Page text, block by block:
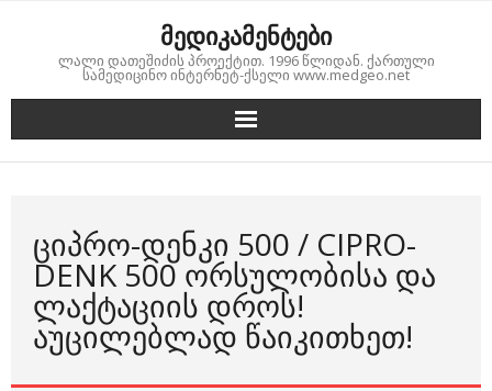
მედიკამენტები
ლალი დათეშიძის პროექტით. 1996 წლიდან. ქართული
სამედიცინო ინტერნეტ-ქსელი www.medgeo.net
ᲪᲘᲞᲠᲝ-ᲓᲔᲜᲙᲘ 500 / CIPRO-
DENK 500 ᲝᲠᲡᲣᲚᲝᲑᲘᲡᲐ ᲓᲐ
ᲚᲐᲥᲢᲐᲪᲘᲘᲡ ᲓᲠᲝᲡ!
ᲐᲣᲪᲘᲚᲔᲑᲚᲐᲓ ᲬᲐᲘᲙᲘᲗᲮᲔᲗ!